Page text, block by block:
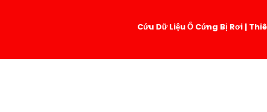
Cứu Dữ Liệu Ổ Cứng Bị Rơi |